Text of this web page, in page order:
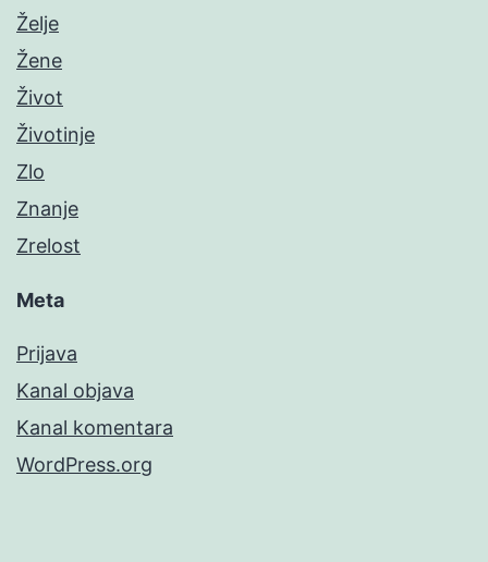
Želje
Žene
Život
Životinje
Zlo
Znanje
Zrelost
Meta
Prijava
Kanal objava
Kanal komentara
WordPress.org